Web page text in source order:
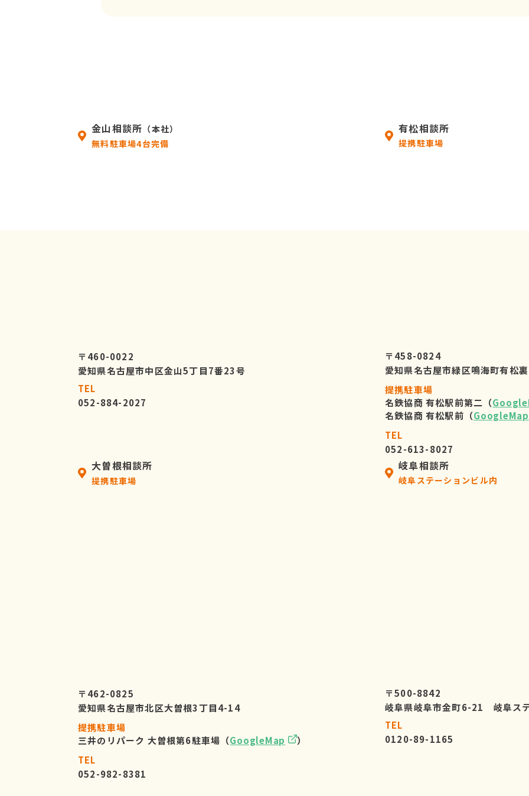
金山相談所 （本社）
無料駐車場4台完備
〒460-0022
愛知県名古屋市中区金山5丁目7番23号
TEL
052-884-2027
有松相談所
提携駐車場
〒458-0824
愛知県名古屋市緑区鳴海町有松
提携駐車場
名鉄協商 有松駅前第二（
名鉄協商 有松駅前（GoogleMap
TEL
052-613-8027
大曽根相談所
提携駐車場
〒462-0825
愛知県名古屋市北区大曽根3丁目4-14
提携駐車場
三井のリパーク 大曽根第6駐車場（GoogleMap
）
TEL
052-982-8381
岐阜相談所
岐阜ステーションビル内
〒500-8842
岐阜県岐阜市金町6-21 岐阜ス
TEL
0120-89-1165